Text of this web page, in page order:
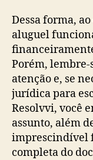
Dessa forma,
aluguel
Porém, lembre-
atenção e, se
jurídica para
Resolvvi, você
assunto, além
imprescindível
completa do